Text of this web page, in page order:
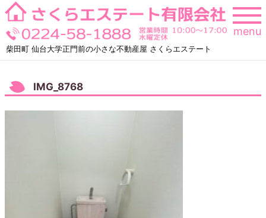
Skip
to
content
柴田町 仙台大学正門前の小さな不動産屋 さくらエステート
menu
IMG_8768